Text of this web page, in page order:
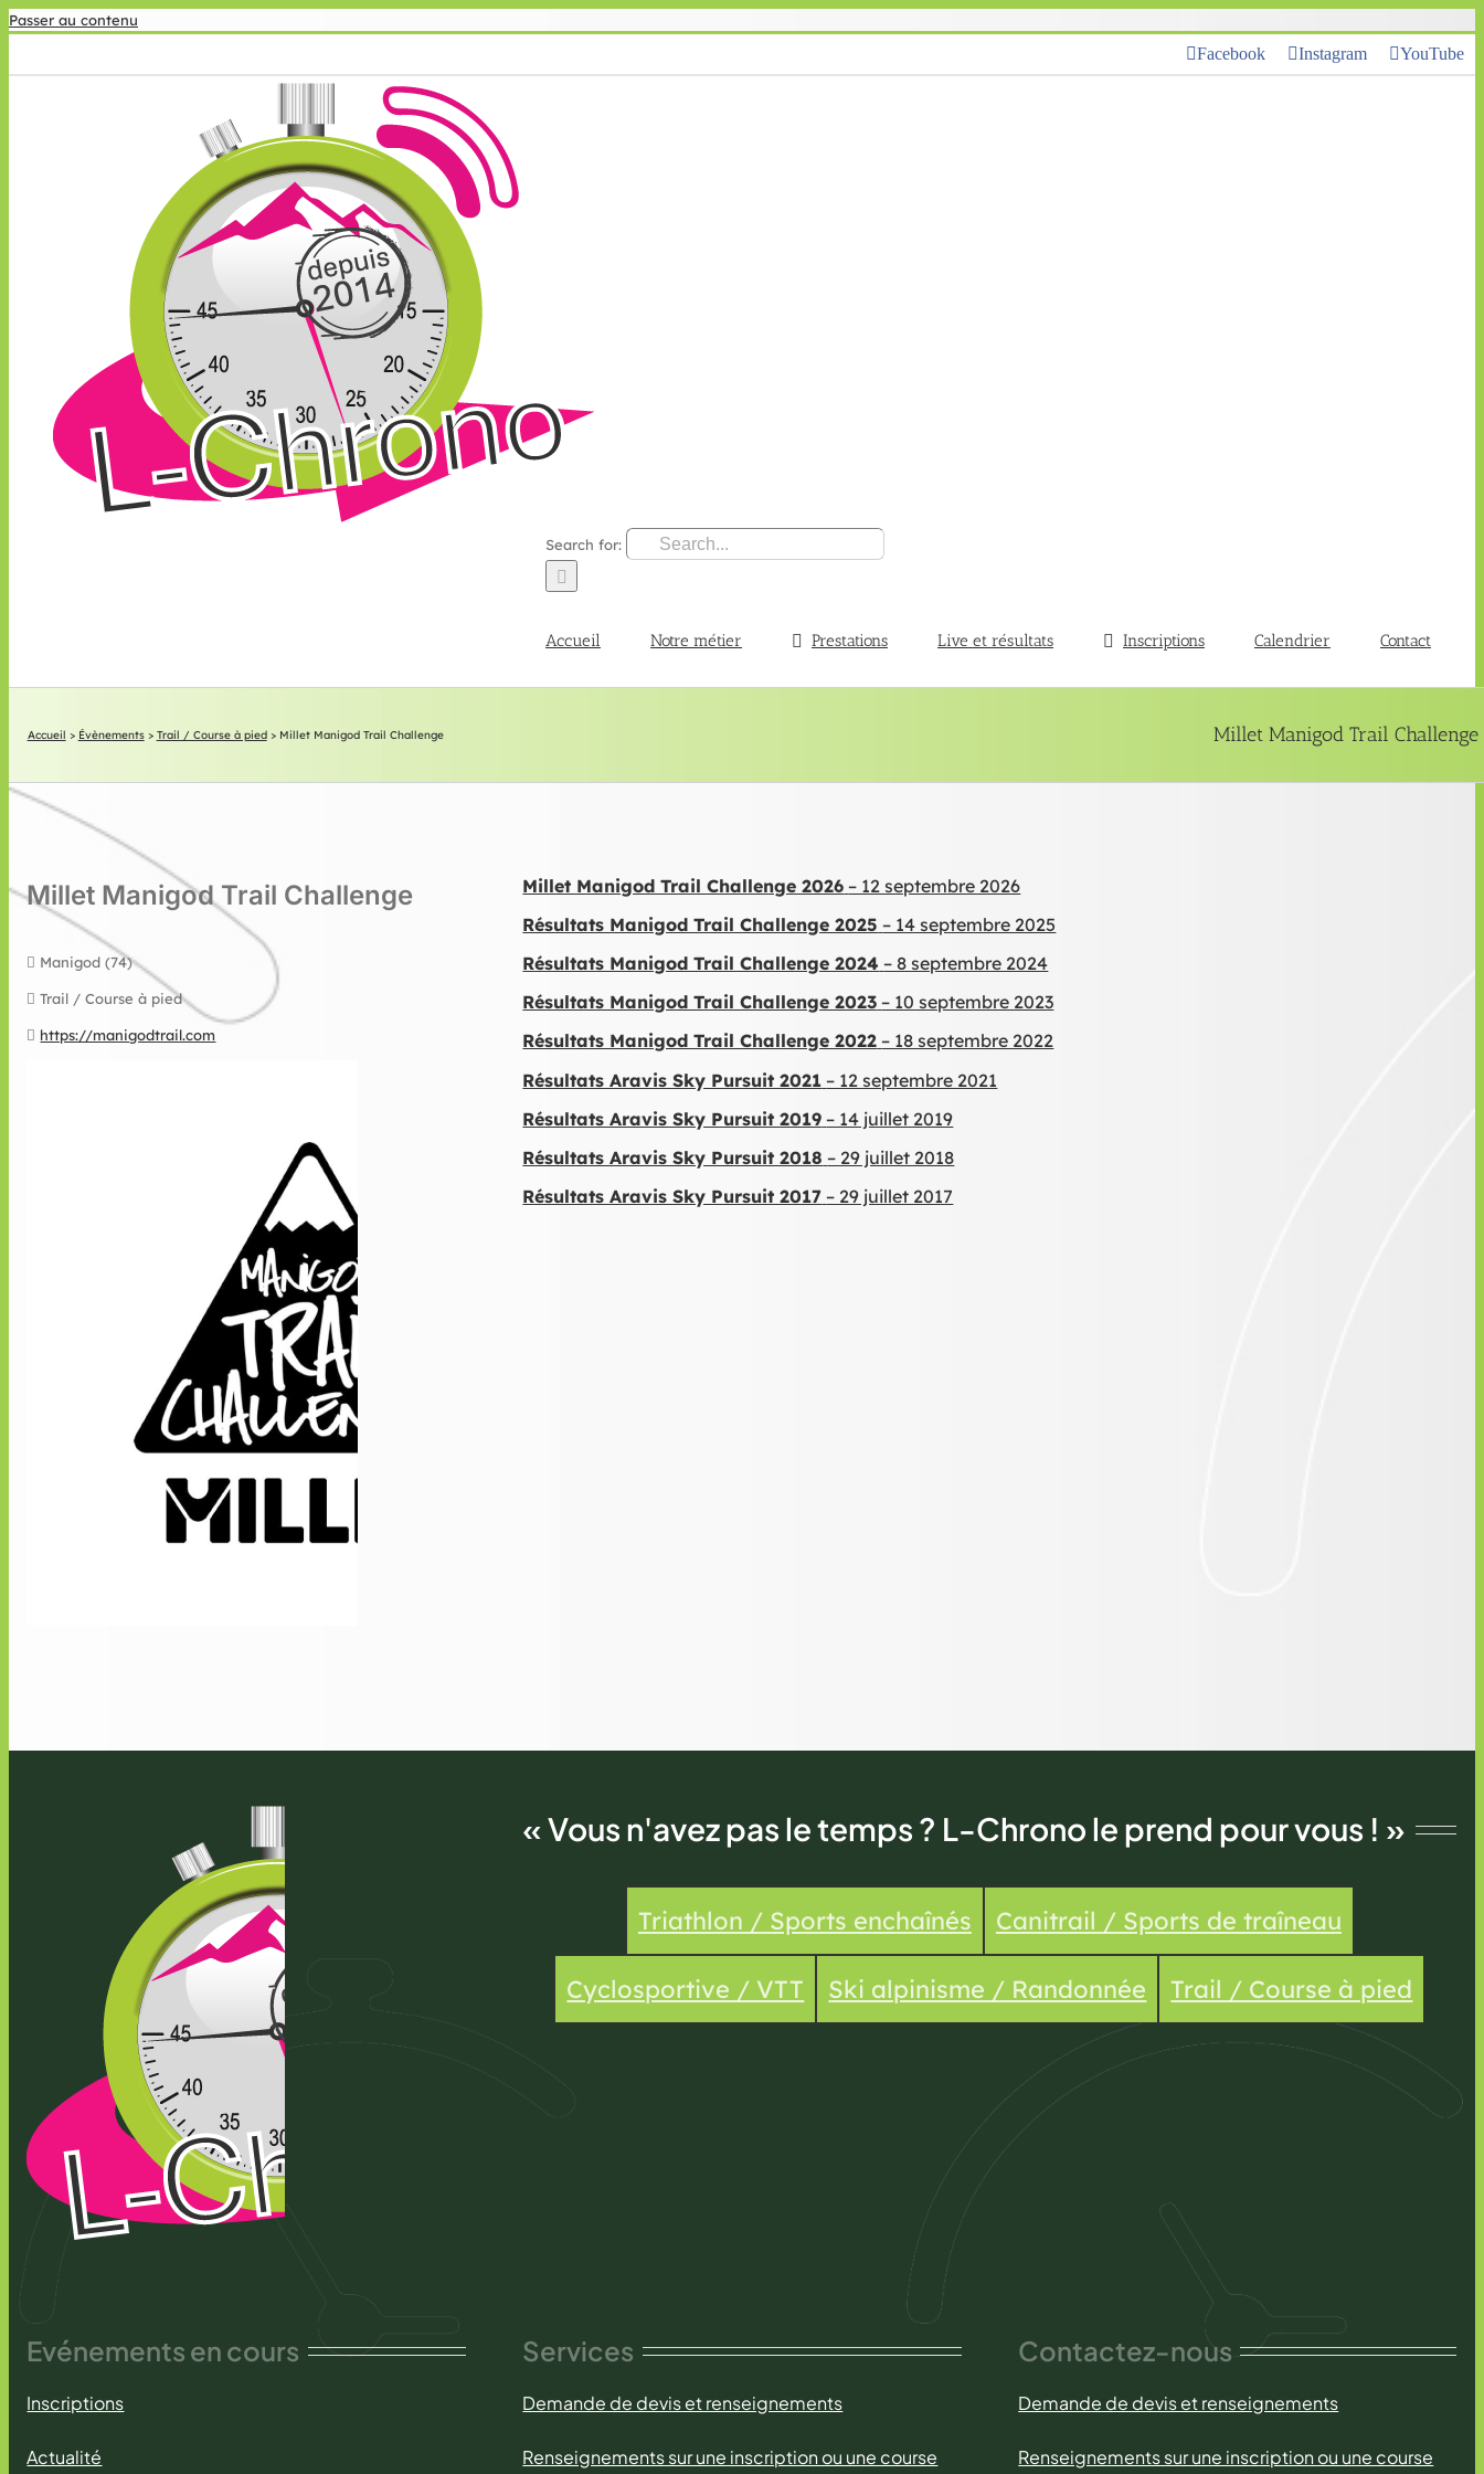
Passer au contenu
Facebook Instagram YouTube
Search for:
Accueil Notre métier Prestations Live et résultats Inscriptions Calendrier Contact
Millet Manigod Trail Challenge
Accueil > Évènements> Trail / Course à pied> Millet Manigod Trail Challenge
Millet Manigod Trail Challenge
Manigod (74)
Trail / Course à pied
https://manigodtrail.com
Millet Manigod Trail Challenge 2026 – 12 septembre 2026
Résultats Manigod Trail Challenge 2025 – 14 septembre 2025
Résultats Manigod Trail Challenge 2024 – 8 septembre 2024
Résultats Manigod Trail Challenge 2023 – 10 septembre 2023
Résultats Manigod Trail Challenge 2022 – 18 septembre 2022
Résultats Aravis Sky Pursuit 2021 – 12 septembre 2021
Résultats Aravis Sky Pursuit 2019 – 14 juillet 2019
Résultats Aravis Sky Pursuit 2018 – 29 juillet 2018
Résultats Aravis Sky Pursuit 2017 – 29 juillet 2017
« Vous n'avez pas le temps ? L-Chrono le prend pour vous ! »
Triathlon / Sports enchaînés Canitrail / Sports de traîneau
Cyclosportive / VTT Ski alpinisme / Randonnée Trail / Course à pied
Evénements en cours
Inscriptions
Actualité
Services
Demande de devis et renseignements
Renseignements sur une inscription ou une course
Contactez-nous
Demande de devis et renseignements
Renseignements sur une inscription ou une course